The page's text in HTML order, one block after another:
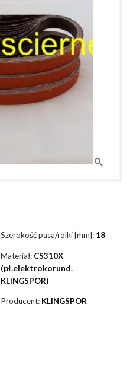
Szerokość pasa/rolki [mm]: 18
Materiał: CS310X
(pł.elektrokorund.
KLINGSPOR)
Producent: KLINGSPOR